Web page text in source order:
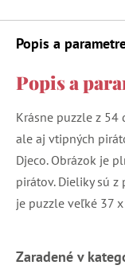
Popis a
Popis a
Krásne puzzle z
ale aj vtipných
Djeco. Obrázok je
pirátov. Dieliky sú
je puzzle veľké 37
Zaradené v